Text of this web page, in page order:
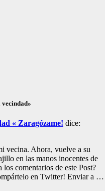
vecindad»
« Zaragózame! dice:
vecina. Ahora, vuelve a su
en las manos inocentes de
comentarios de este Post?
en Twitter! Enviar a …